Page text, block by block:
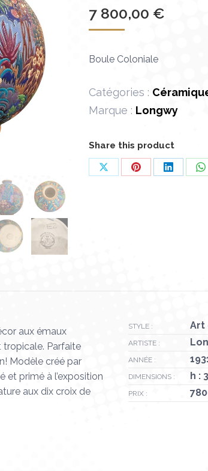
7 800,00 €
Boule Coloniale
Catégories :
Marque : Longwy
Share this product
PartagerPartagerPartager
aux émaux
tropicale. Parfaite
Modèle créé par
et primé à l’exposition
aux dix croix de
STYLE : Art
ARTISTE :
ANNÉE :
DIMENSIONS : h :
PRIX :